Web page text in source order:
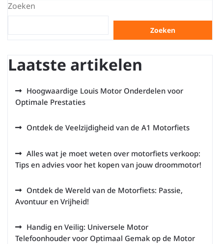
Zoeken
Zoeken
Laatste artikelen
Hoogwaardige Louis Motor Onderdelen voor
Optimale Prestaties
Ontdek de Veelzijdigheid van de A1 Motorfiets
Alles wat je moet weten over motorfiets verkoop:
Tips en advies voor het kopen van jouw droommotor!
Ontdek de Wereld van de Motorfiets: Passie,
Avontuur en Vrijheid!
Handig en Veilig: Universele Motor
Telefoonhouder voor Optimaal Gemak op de Motor